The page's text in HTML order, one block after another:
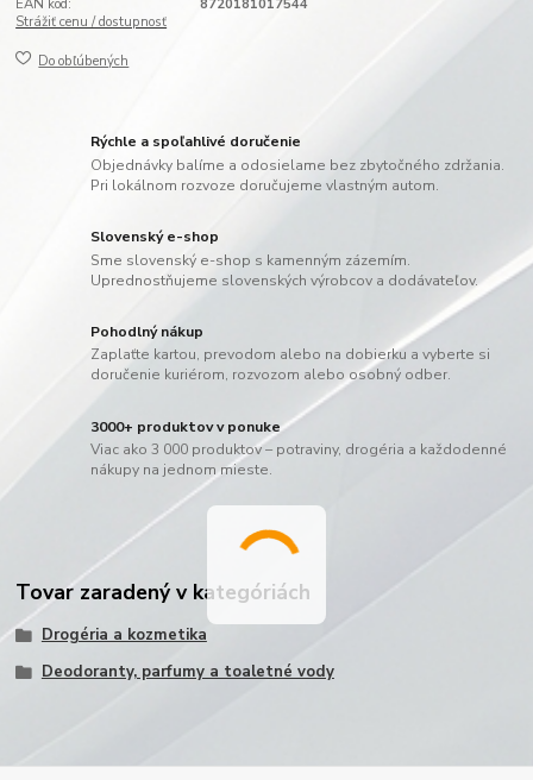
EAN kód:
8720181017544
Strážiť cenu / dostupnosť
Do obľúbených
Rýchle a spoľahlivé doručenie
Objednávky balíme a odosielame bez zbytočného zdržania.
Pri lokálnom rozvoze doručujeme vlastným autom.
Slovenský e-shop
Sme slovenský e-shop s kamenným zázemím.
Uprednostňujeme slovenských výrobcov a dodávateľov.
Pohodlný nákup
Zaplaťte kartou, prevodom alebo na dobierku a vyberte si
doručenie kuriérom, rozvozom alebo osobný odber.
3000+ produktov v ponuke
Viac ako 3 000 produktov – potraviny, drogéria a každodenné
nákupy na jednom mieste.
Tovar zaradený v kategóriách
Drogéria a kozmetika
Deodoranty, parfumy a toaletné vody